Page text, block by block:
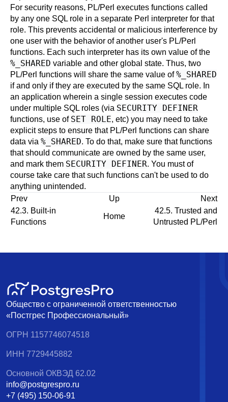
For security reasons, PL/Perl executes functions called
by any one SQL role in a separate Perl interpreter for that
role. This prevents accidental or malicious interference by
one user with the behavior of another user's PL/Perl
functions. Each such interpreter has its own value of the
%_SHARED variable and other global state. Thus, two
PL/Perl functions will share the same value of%_SHARED
if and only if they are executed by the same SQL role. In
an application wherein a single session executes code
under multiple SQL roles (via SECURITY DEFINER
functions, use of SET ROLE, etc) you may need to take
explicit steps to ensure that PL/Perl functions can share
data via %_SHARED. To do that, make sure that functions
that should communicate are owned by the same user,
and mark them SECURITY DEFINER. You must of
course take care that such functions can't be used to do
anything unintended.
Prev
Up
Next
42.3. Built-in
Functions
Home
42.5. Trusted and
Untrusted PL/Perl
Общество с ограниченной ответственностью
«Постгрес Профессиональный»
ОГРН 1157746074518
ИНН 7729445882
Основной ОКВЭД 62.02
info@postgrespro.ru
+7 (495) 150-06-91